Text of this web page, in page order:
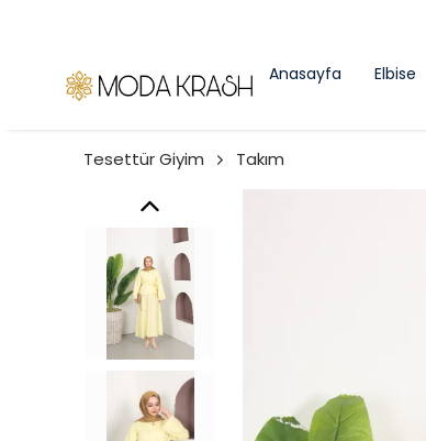
Anasayfa Elbise
Tesettür Giyim Takım